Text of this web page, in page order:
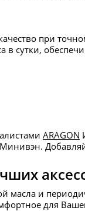
при
в сутки,
ARAGON
масла и
для